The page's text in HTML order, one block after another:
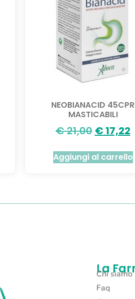
NEOBIANACID 45CPR
MASTICABILI
€21,00 €17,22
Aggiungi al carrello
La
Chi siamo
Faq